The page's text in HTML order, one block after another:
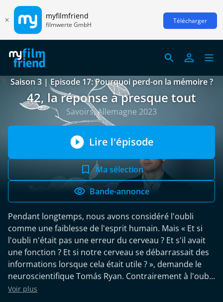
myfilmfriend
filmwerte GmbH Télécharger
Saison 3 | Episode 17: Pourquoi perd-on la mémoire ?
42, la réponse à presque tout
Savoirs, Allemagne 2023
Lire l'épisode
Ma sélection
Bande-annonce
Pendant longtemps, nous avons considéré l'oubli
comme une faiblesse de l'esprit humain. Mais « Et si
l'oubli n'était pas une erreur du cerveau ? Et s'il avait
une fonction ? Et si notre cerveau se débarrassait des
informations lorsque cela était utile ? », demande le
neuroscientifique Tomás Ryan. Contrairement à l'oubli
pathologique, qui s'aggrave avec l'âge et la maladie,
Voir plus